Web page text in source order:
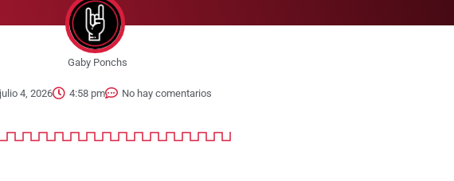
Gaby Ponchs
julio 4, 2026 4:58 pm No hay comentarios